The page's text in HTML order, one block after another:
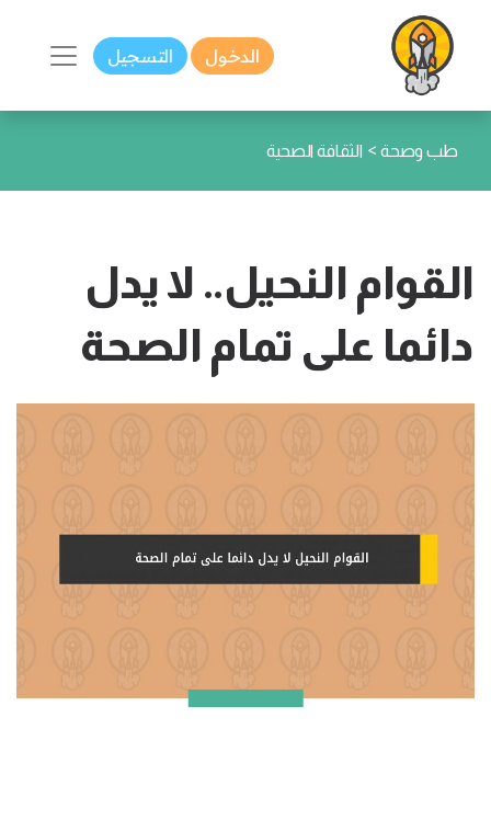
الدخول التسجيل
طب وصحة > الثقافة الصحية
القوام النحيل.. لا يدل
دائما على تمام الصحة